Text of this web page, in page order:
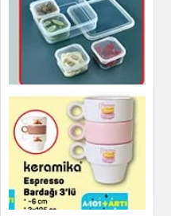
Paşabahçe Limonata
Bardağı 6'lı 175 cc
Mutfak Ürünleri
4+1 Saklama Kabı
Mutfak Ürünleri